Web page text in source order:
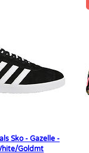
Sko - Gazelle -
Goldmt